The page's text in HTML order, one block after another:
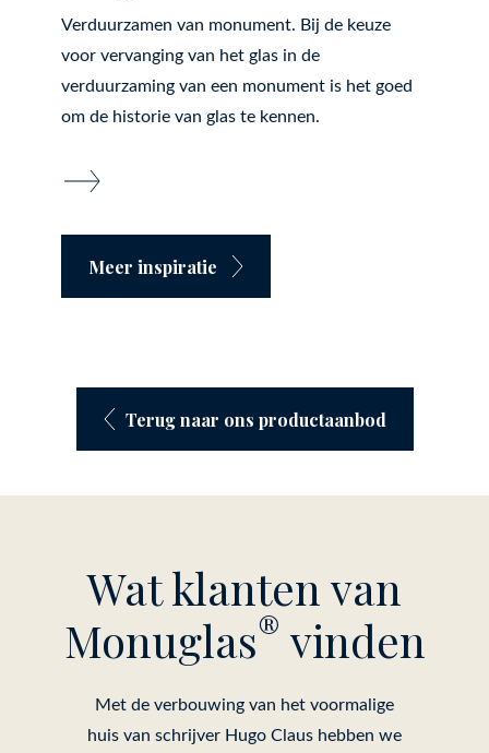
Verduurzamen van monument. Bij de keuze
voor vervanging van het glas in de
verduurzaming van een monument is het goed
om de historie van glas te kennen.
Meer inspiratie
Terug naar ons productaanbod
Wat klanten van
Monuglas® vinden
Met de verbouwing van het voormalige
huis van schrijver Hugo Claus hebben we